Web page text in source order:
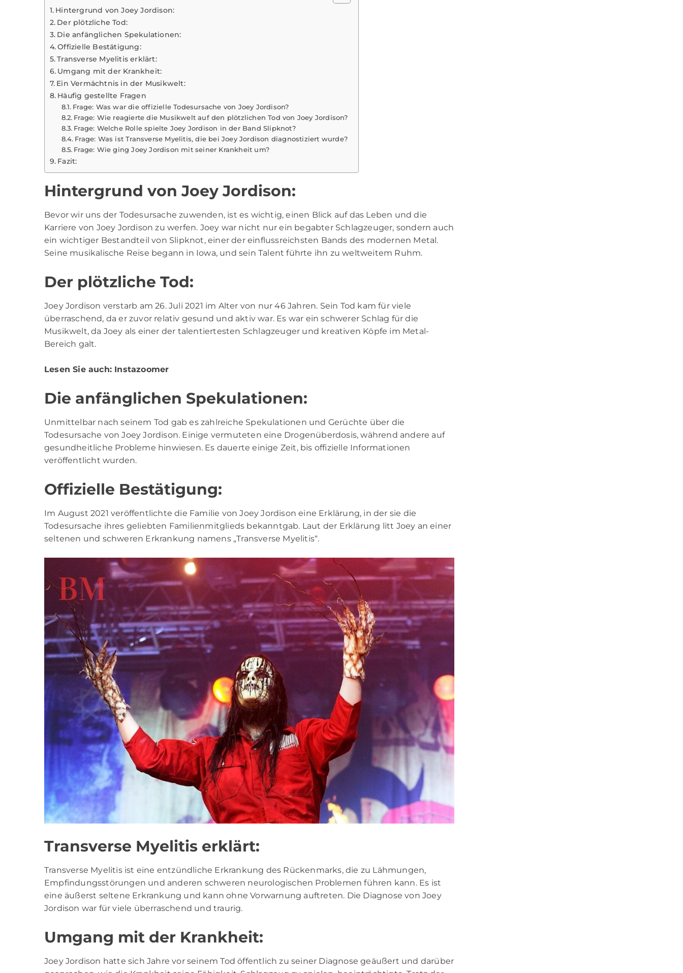
Hintergrund von Joey Jordison:
Der plötzliche Tod:
Die anfänglichen Spekulationen:
Offizielle Bestätigung:
Transverse Myelitis erklärt:
Umgang mit der Krankheit:
Ein Vermächtnis in der Musikwelt:
Häufig gestellte Fragen
Frage: Was war die offizielle Todesursache von Joey Jordison?
Frage: Wie reagierte die Musikwelt auf den plötzlichen Tod von Joey Jordison?
Frage: Welche Rolle spielte Joey Jordison in der Band Slipknot?
Frage: Was ist Transverse Myelitis, die bei Joey Jordison diagnostiziert wurde?
Frage: Wie ging Joey Jordison mit seiner Krankheit um?
Fazit:
Hintergrund von Joey Jordison:
Bevor wir uns der Todesursache zuwenden, ist es wichtig, einen Blick auf das Leben und die
Karriere von Joey Jordison zu werfen. Joey war nicht nur ein begabter Schlagzeuger, sondern auch
ein wichtiger Bestandteil von Slipknot, einer der einflussreichsten Bands des modernen Metal.
Seine musikalische Reise begann in Iowa, und sein Talent führte ihn zu weltweitem Ruhm.
Der plötzliche Tod:
Joey Jordison verstarb am 26. Juli 2021 im Alter von nur 46 Jahren. Sein Tod kam für viele
überraschend, da er zuvor relativ gesund und aktiv war. Es war ein schwerer Schlag für die
Musikwelt, da Joey als einer der talentiertesten Schlagzeuger und kreativen Köpfe im Metal-
Bereich galt.
Lesen Sie auch: Instazoomer
Die anfänglichen Spekulationen:
Unmittelbar nach seinem Tod gab es zahlreiche Spekulationen und Gerüchte über die
Todesursache von Joey Jordison. Einige vermuteten eine Drogenüberdosis, während andere auf
gesundheitliche Probleme hinwiesen. Es dauerte einige Zeit, bis offizielle Informationen
veröffentlicht wurden.
Offizielle Bestätigung:
Im August 2021 veröffentlichte die Familie von Joey Jordison eine Erklärung, in der sie die
Todesursache ihres geliebten Familienmitglieds bekanntgab. Laut der Erklärung litt Joey an einer
seltenen und schweren Erkrankung namens „Transverse Myelitis“.
Transverse Myelitis erklärt:
Transverse Myelitis ist eine entzündliche Erkrankung des Rückenmarks, die zu Lähmungen,
Empfindungsstörungen und anderen schweren neurologischen Problemen führen kann. Es ist
eine äußerst seltene Erkrankung und kann ohne Vorwarnung auftreten. Die Diagnose von Joey
Jordison war für viele überraschend und traurig.
Umgang mit der Krankheit:
Joey Jordison hatte sich Jahre vor seinem Tod öffentlich zu seiner Diagnose geäußert und darüber